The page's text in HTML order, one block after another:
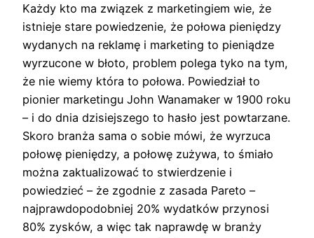
Każdy kto ma związek z marketingiem wie, że
istnieje stare powiedzenie, że połowa pieniędzy
wydanych na reklamę i marketing to pieniądze
wyrzucone w błoto, problem polega tyko na tym,
że nie wiemy która to połowa. Powiedział to
pionier marketingu John Wanamaker w 1900 roku
– i do dnia dzisiejszego to hasło jest powtarzane.
Skoro branża sama o sobie mówi, że wyrzuca
połowę pieniędzy, a połowę zużywa, to śmiało
można zaktualizować to stwierdzenie i
powiedzieć – że zgodnie z zasada Pareto –
najprawdopodobniej 20% wydatków przynosi
80% zysków, a więc tak naprawdę w branży